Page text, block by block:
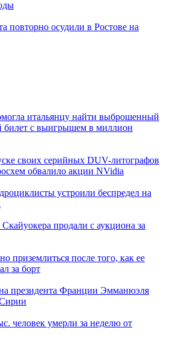
повторно осудили в Ростове на
итальянцу найти выброшенный
билет с выигрышем в миллион
своих серийных DUV-литографов
обвалило акции NVidia
устроили беспредел на
продали с аукциона за
приземлиться после того, как ее
за борт
президента Франции Эмманюэля
человек умерли за неделю от